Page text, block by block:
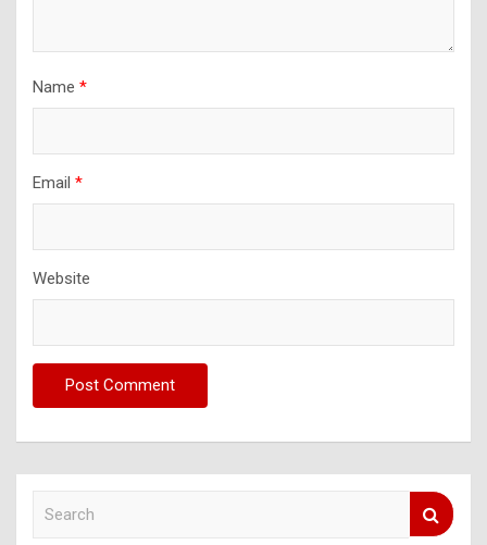
Name *
Email *
Website